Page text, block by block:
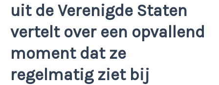
uit de Verenigde Staten
vertelt over een opvallend
moment dat ze
regelmatig ziet bij